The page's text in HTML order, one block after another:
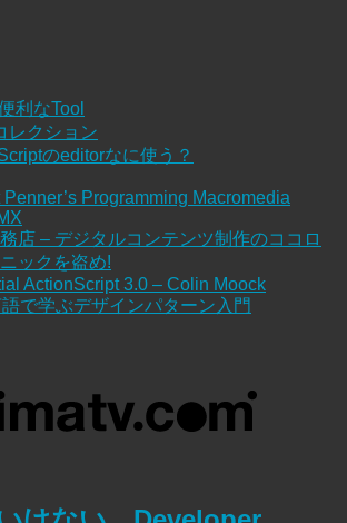
利なTool
レクション
のeditorなに使う？
Penner’s Programming Macromedia
店 – デジタルコンテンツ制作のココロ
ックを盗め!
ActionScript 3.0 – Colin Moock
で学ぶデザインパターン入門